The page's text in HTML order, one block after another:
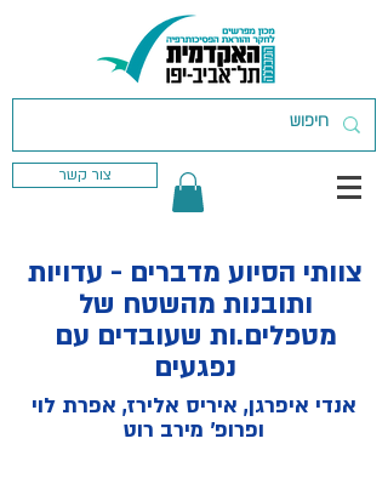
צור קשר
צוותי הסיוע מדברים - עדויות
ותובנות מהשטח של
מטפלים.ות שעובדים עם
נפגעים
אנדי איפרגן, איריס אלירז, אפרת לוי
ופרופ׳ מירב רוט